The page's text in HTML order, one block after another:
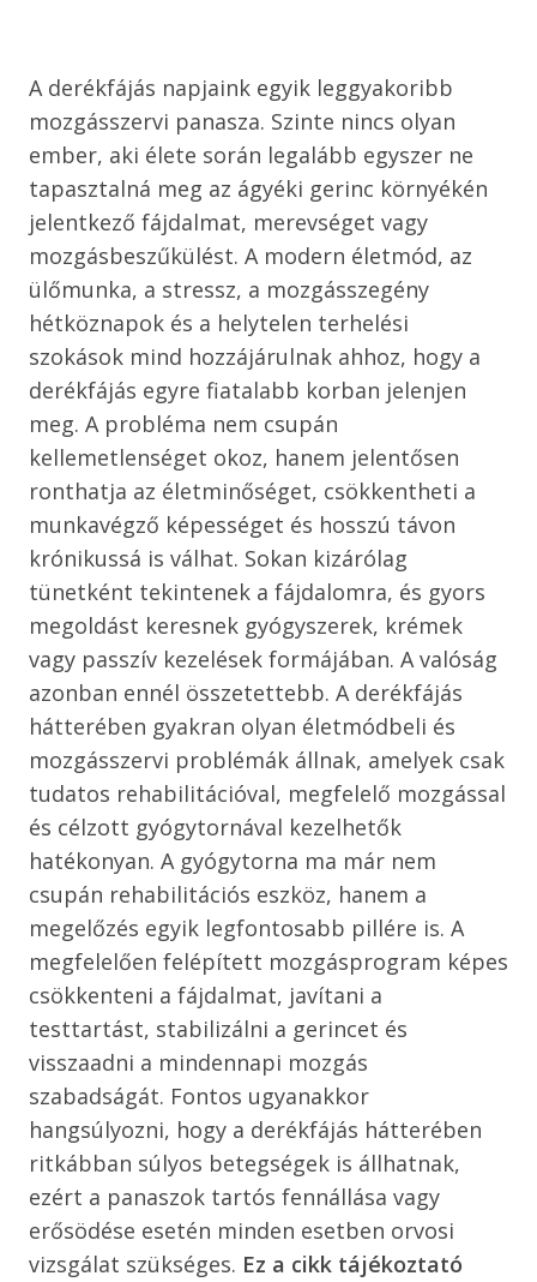
A derékfájás napjaink egyik leggyakoribb
mozgásszervi panasza. Szinte nincs olyan
ember, aki élete során legalább egyszer ne
tapasztalná meg az ágyéki gerinc környékén
jelentkező fájdalmat, merevséget vagy
mozgásbeszűkülést. A modern életmód, az
ülőmunka, a stressz, a mozgásszegény
hétköznapok és a helytelen terhelési
szokások mind hozzájárulnak ahhoz, hogy a
derékfájás egyre fiatalabb korban jelenjen
meg. A probléma nem csupán
kellemetlenséget okoz, hanem jelentősen
ronthatja az életminőséget, csökkentheti a
munkavégző képességet és hosszú távon
krónikussá is válhat. Sokan kizárólag
tünetként tekintenek a fájdalomra, és gyors
megoldást keresnek gyógyszerek, krémek
vagy passzív kezelések formájában. A valóság
azonban ennél összetettebb. A derékfájás
hátterében gyakran olyan életmódbeli és
mozgásszervi problémák állnak, amelyek csak
tudatos rehabilitációval, megfelelő mozgással
és célzott gyógytornával kezelhetők
hatékonyan. A gyógytorna ma már nem
csupán rehabilitációs eszköz, hanem a
megelőzés egyik legfontosabb pillére is. A
megfelelően felépített mozgásprogram képes
csökkenteni a fájdalmat, javítani a
testtartást, stabilizálni a gerincet és
visszaadni a mindennapi mozgás
szabadságát. Fontos ugyanakkor
hangsúlyozni, hogy a derékfájás hátterében
ritkábban súlyos betegségek is állhatnak,
ezért a panaszok tartós fennállása vagy
erősödése esetén minden esetben orvosi
vizsgálat szükséges. Ez a cikk tájékoztató